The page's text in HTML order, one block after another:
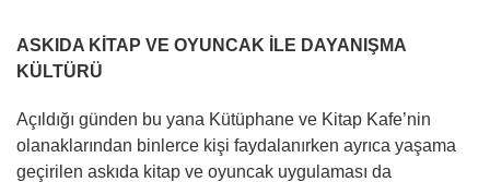
ASKIDA KİTAP VE OYUNCAK İLE DAYANIŞMA
KÜLTÜRÜ
Açıldığı günden bu yana Kütüphane ve Kitap Kafe’nin
olanaklarından binlerce kişi faydalanırken ayrıca yaşama
geçirilen askıda kitap ve oyuncak uygulaması da